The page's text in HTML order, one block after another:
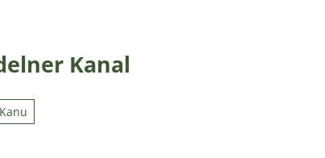
Kanal
Kanu